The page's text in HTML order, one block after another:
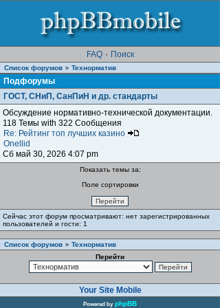
FAQ · Поиск
Список форумов » Teхнорматив
Подфорумы
ГОСТ, СНиП, СанПиН и др. стандарты
Обсуждение нормативно-технической документации.
118 Темы with 322 Сообщения
Re: Рейтинг топ лучших казино
Onellid
Сб май 30, 2026 4:07 pm
Показать темы за:
Поле сортировки
Сейчас этот форум просматривают: нет зарегистрированных
пользователей и гости: 1
Список форумов » Teхнорматив
Перейти
Your Site Mobile
Powered by phpBB